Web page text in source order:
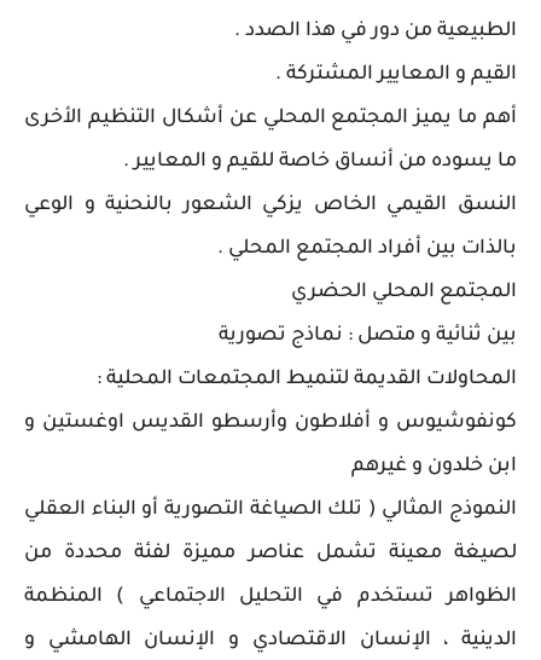
الطبيعية من دور في هذا الصدد .
القيم و المعايير المشتركة .
أهم ما يميز المجتمع المحلي عن أشكال التنظيم الأخرى
ما يسوده من أنساق خاصة للقيم و المعايير .
النسق القيمي الخاص يزكي الشعور بالنحنية و الوعي
بالذات بين أفراد المجتمع المحلي .
المجتمع المحلي الحضري
بين ثنائية و متصل : نماذج تصورية
المحاولات القديمة لتنميط المجتمعات المحلية :
كونفوشيوس و أفلاطون وأرسطو القديس اوغستين و
ابن خلدون و غيرهم
النموذج المثالي ( تلك الصياغة التصورية أو البناء العقلي
لصيغة معينة تشمل عناصر مميزة لفئة محددة من
الظواهر تستخدم في التحليل الاجتماعي ) المنظمة
الدينية ، الإنسان الاقتصادي و الإنسان الهامشي و